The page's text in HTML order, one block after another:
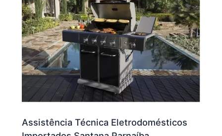
Assistência Técnica Eletrodomésticos